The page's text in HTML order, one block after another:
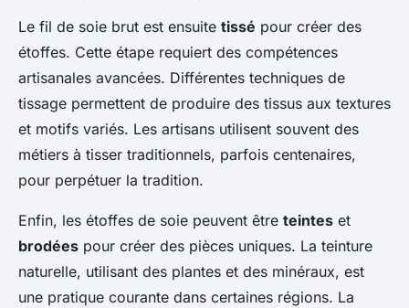
Le fil de soie brut est ensuite tissé pour créer des
étoffes. Cette étape requiert des compétences
artisanales avancées. Différentes techniques de
tissage permettent de produire des tissus aux textures
et motifs variés. Les artisans utilisent souvent des
métiers à tisser traditionnels, parfois centenaires,
pour perpétuer la tradition.
Enfin, les étoffes de soie peuvent être teintes et
brodées pour créer des pièces uniques. La teinture
naturelle, utilisant des plantes et des minéraux, est
une pratique courante dans certaines régions. La